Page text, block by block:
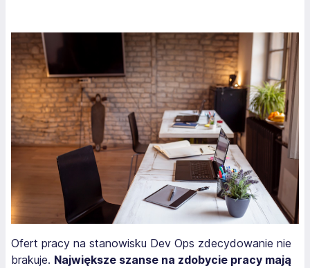
Ofert pracy na stanowisku Dev Ops zdecydowanie nie
brakuje. Największe szanse na zdobycie pracy mają